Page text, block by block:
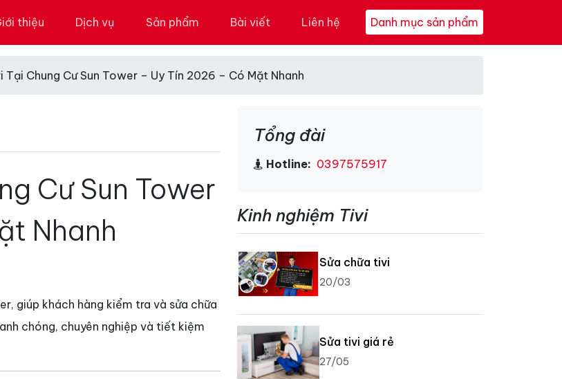
thiệu Dịch vụ Sản phẩm Bài viết Liên hệ Danh mục sản phẩm
Tại Chung Cư Sun Tower – Uy Tín 2026 – Có Mặt Nhanh
Cư Sun Tower
Nhanh
giúp khách hàng kiểm tra và sửa chữa
chóng, chuyên nghiệp và tiết kiệm
Tổng đài
Hotline: 0397575917
Kinh nghiệm Tivi
Sửa chữa tivi
20/03
Sửa tivi giá rẻ
27/05